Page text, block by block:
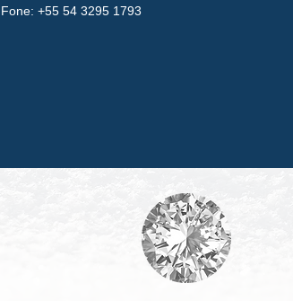
​Fone:+55 54 3295 1793